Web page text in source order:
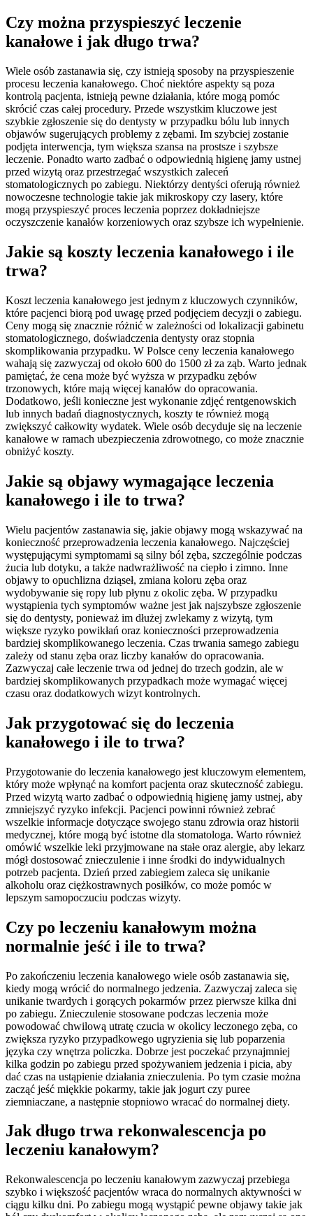
Czy można przyspieszyć leczenie
kanałowe i jak długo trwa?
Wiele osób zastanawia się, czy istnieją sposoby na przyspieszenie
procesu leczenia kanałowego. Choć niektóre aspekty są poza
kontrolą pacjenta, istnieją pewne działania, które mogą pomóc
skrócić czas całej procedury. Przede wszystkim kluczowe jest
szybkie zgłoszenie się do dentysty w przypadku bólu lub innych
objawów sugerujących problemy z zębami. Im szybciej zostanie
podjęta interwencja, tym większa szansa na prostsze i szybsze
leczenie. Ponadto warto zadbać o odpowiednią higienę jamy ustnej
przed wizytą oraz przestrzegać wszystkich zaleceń
stomatologicznych po zabiegu. Niektórzy dentyści oferują również
nowoczesne technologie takie jak mikroskopy czy lasery, które
mogą przyspieszyć proces leczenia poprzez dokładniejsze
oczyszczenie kanałów korzeniowych oraz szybsze ich wypełnienie.
Jakie są koszty leczenia kanałowego i ile
trwa?
Koszt leczenia kanałowego jest jednym z kluczowych czynników,
które pacjenci biorą pod uwagę przed podjęciem decyzji o zabiegu.
Ceny mogą się znacznie różnić w zależności od lokalizacji gabinetu
stomatologicznego, doświadczenia dentysty oraz stopnia
skomplikowania przypadku. W Polsce ceny leczenia kanałowego
wahają się zazwyczaj od około 600 do 1500 zł za ząb. Warto jednak
pamiętać, że cena może być wyższa w przypadku zębów
trzonowych, które mają więcej kanałów do opracowania.
Dodatkowo, jeśli konieczne jest wykonanie zdjęć rentgenowskich
lub innych badań diagnostycznych, koszty te również mogą
zwiększyć całkowity wydatek. Wiele osób decyduje się na leczenie
kanałowe w ramach ubezpieczenia zdrowotnego, co może znacznie
obniżyć koszty.
Jakie są objawy wymagające leczenia
kanałowego i ile to trwa?
Wielu pacjentów zastanawia się, jakie objawy mogą wskazywać na
konieczność przeprowadzenia leczenia kanałowego. Najczęściej
występującymi symptomami są silny ból zęba, szczególnie podczas
żucia lub dotyku, a także nadwrażliwość na ciepło i zimno. Inne
objawy to opuchlizna dziąseł, zmiana koloru zęba oraz
wydobywanie się ropy lub płynu z okolic zęba. W przypadku
wystąpienia tych symptomów ważne jest jak najszybsze zgłoszenie
się do dentysty, ponieważ im dłużej zwlekamy z wizytą, tym
większe ryzyko powikłań oraz konieczności przeprowadzenia
bardziej skomplikowanego leczenia. Czas trwania samego zabiegu
zależy od stanu zęba oraz liczby kanałów do opracowania.
Zazwyczaj całe leczenie trwa od jednej do trzech godzin, ale w
bardziej skomplikowanych przypadkach może wymagać więcej
czasu oraz dodatkowych wizyt kontrolnych.
Jak przygotować się do leczenia
kanałowego i ile to trwa?
Przygotowanie do leczenia kanałowego jest kluczowym elementem,
który może wpłynąć na komfort pacjenta oraz skuteczność zabiegu.
Przed wizytą warto zadbać o odpowiednią higienę jamy ustnej, aby
zmniejszyć ryzyko infekcji. Pacjenci powinni również zebrać
wszelkie informacje dotyczące swojego stanu zdrowia oraz historii
medycznej, które mogą być istotne dla stomatologa. Warto również
omówić wszelkie leki przyjmowane na stałe oraz alergie, aby lekarz
mógł dostosować znieczulenie i inne środki do indywidualnych
potrzeb pacjenta. Dzień przed zabiegiem zaleca się unikanie
alkoholu oraz ciężkostrawnych posiłków, co może pomóc w
lepszym samopoczuciu podczas wizyty.
Czy po leczeniu kanałowym można
normalnie jeść i ile to trwa?
Po zakończeniu leczenia kanałowego wiele osób zastanawia się,
kiedy mogą wrócić do normalnego jedzenia. Zazwyczaj zaleca się
unikanie twardych i gorących pokarmów przez pierwsze kilka dni
po zabiegu. Znieczulenie stosowane podczas leczenia może
powodować chwilową utratę czucia w okolicy leczonego zęba, co
zwiększa ryzyko przypadkowego ugryzienia się lub poparzenia
języka czy wnętrza policzka. Dobrze jest poczekać przynajmniej
kilka godzin po zabiegu przed spożywaniem jedzenia i picia, aby
dać czas na ustąpienie działania znieczulenia. Po tym czasie można
zacząć jeść miękkie pokarmy, takie jak jogurt czy puree
ziemniaczane, a następnie stopniowo wracać do normalnej diety.
Jak długo trwa rekonwalescencja po
leczeniu kanałowym?
Rekonwalescencja po leczeniu kanałowym zazwyczaj przebiega
szybko i większość pacjentów wraca do normalnych aktywności w
ciągu kilku dni. Po zabiegu mogą wystąpić pewne objawy takie jak